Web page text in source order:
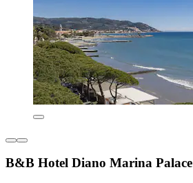
B&B Hotel Diano Marina Palace